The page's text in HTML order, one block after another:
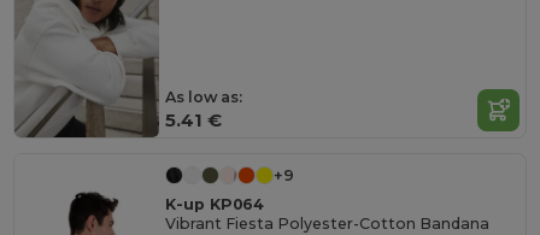
As low as:
5.41 €
+9
K-up KP064
Vibrant Fiesta Polyester-Cotton Bandana